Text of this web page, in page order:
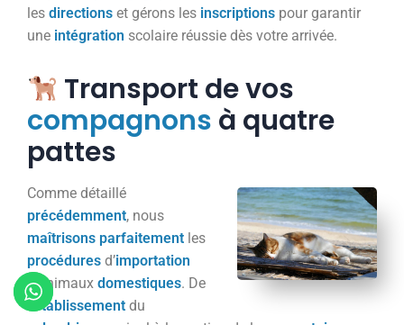
les directions et gérons les inscriptions pour garantir
une intégration scolaire réussie dès votre arrivée.
Transport de vos
compagnons à quatre
pattes
Comme détaillé
précédemment, nous
maîtrisons parfaitement les
procédures d’importation
d’animaux domestiques. De
l’établissement du